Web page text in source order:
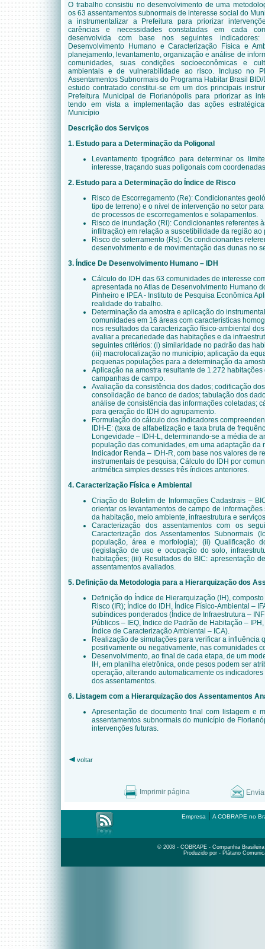
O trabalho consistiu no desenvolvimento de uma
os 63 assentamentos subnormais de interesse social do
a instrumentalizar a Prefeitura para priorizar
carências e necessidades constatadas em cada
desenvolvida com base nos seguintes
Desenvolvimento Humano e Caracterização Física e
planejamento, levantamento, organização e análise de
comunidades, suas condições socioeconômicas e
ambientais e de vulnerabilidade ao risco. Incluso no
Assentamentos Subnormais do Programa Habitar Brasil
estudo contratado constitui-se em um dos principais
Prefeitura Municipal de Florianópolis para priorizar as
tendo em vista a implementação das ações
Município
Descrição dos Serviços
1. Estudo para a Determinação da Poligonal
Levantamento tipográfico para determinar os
interesse, traçando suas poligonais com
2. Estudo para a Determinação do Índice de Risco
Risco de Escorregamento (Re): Condicionantes
tipo de terreno) e o nível de intervenção no setor
de processos de escorregamentos e solapamentos.
Risco de inundação (Ri): Condicionantes referentes
infiltração) em relação a suscetibilidade da região
Risco de soterramento (Rs): Os condicionantes
desenvolvimento e de movimentação das dunas no
3. Índice De Desenvolvimento Humano – IDH
Cálculo do IDH das 63 comunidades de interesse
apresentada no Atlas de Desenvolvimento Humano
Pinheiro e IPEA - Instituto de Pesquisa Econômica
realidade do trabalho.
Determinação da amostra e aplicação do
comunidades em 16 áreas com características
nos resultados da caracterização físico-ambiental
avaliar a precariedade das habitações e da
seguintes critérios: (i) similaridade no padrão das
(iii) macrolocalização no município; aplicação da
pequenas populações para a determinação da
Aplicação na amostra resultante de 1.272
campanhas de campo.
Avaliação da consistência dos dados; codificação
consolidação de banco de dados; tabulação dos
análise de consistência das informações coletadas;
para geração do IDH do agrupamento.
Formulação do cálculo dos indicadores
IDH-E: (taxa de alfabetização e taxa bruta de
Longevidade – IDH-L, determinando-se a média de
população das comunidades, em uma adaptação da
Indicador Renda – IDH-R, com base nos valores de
instrumentais de pesquisa; Cálculo do IDH por
aritmética simples desses três índices anteriores.
4. Caracterização Física e Ambiental
Criação do Boletim de Informações Cadastrais –
orientar os levantamentos de campo de
da habitação, meio ambiente, infraestrutura e
Caracterização dos assentamentos com os
Caracterização dos Assentamentos Subnormais
população, área e morfologia); (ii) Qualificação
(legislação de uso e ocupação do solo,
habitações; (iii) Resultados do BIC: apresentação
assentamentos avaliados.
5. Definição da Metodologia para a Hierarquização dos
Definição do Índice de Hierarquização (IH),
Risco (IR); Índice do IDH, Índice Físico-Ambiental –
subíndices ponderados (Índice de Infraestrutura –
Públicos – IEQ, Índice de Padrão de Habitação –
Índice de Caracterização Ambiental – ICA).
Realização de simulações para verificar a influência
positivamente ou negativamente, nas comunidades
Desenvolvimento, ao final de cada etapa, de um
IH, em planilha eletrônica, onde pesos podem ser
operação, alterando automaticamente os
dos assentamentos.
6. Listagem com a Hierarquização dos Assentamentos
Apresentação de documento final com listagem e
assentamentos subnormais do município de
intervenções futuras.
voltar
Imprimir página
Empresa | A COBRAPE no
© 2008 - COBRAPE - Companhia
Produzido por - Plátano